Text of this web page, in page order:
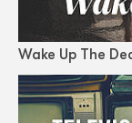
Wake Up The